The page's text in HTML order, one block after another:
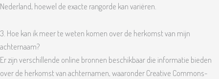
Nederland, hoewel de exacte rangorde kan variëren.
3. Hoe kan ik meer te weten komen over de herkomst van mijn
achternaam?
Er zijn verschillende online bronnen beschikbaar die informatie bieden
over de herkomst van achternamen, waaronder Creative Commons-